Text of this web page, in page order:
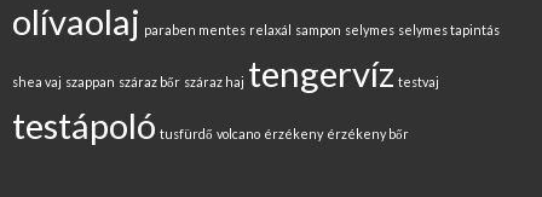
olívaolaj paraben mentes relaxál sampon selymes selymes tapintás
shea vaj szappan száraz bőr száraz haj tengervíz testvaj
testápoló tusfürdő volcano érzékeny érzékeny bőr